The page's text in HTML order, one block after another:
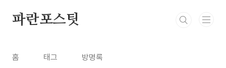
파란포스팃
홈 태그 방명록